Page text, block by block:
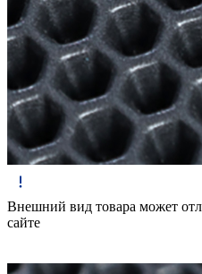
Внешний вид товара может
сайте